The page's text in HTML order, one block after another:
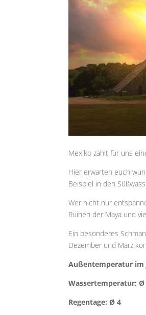
Mexiko zählt für uns
Hier erwarten euch
Beispiel in den
Wer nicht nur
Ruinen der Maya und
Ein besonderes
Dezember und März
Außentemperatur im
Wassertemperatur: Ø
Regentage: Ø 4